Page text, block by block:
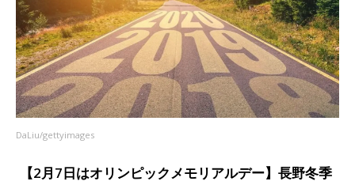
DaLiu/gettyimages
【2月7日はオリンピックメモリアルデー】長野冬季